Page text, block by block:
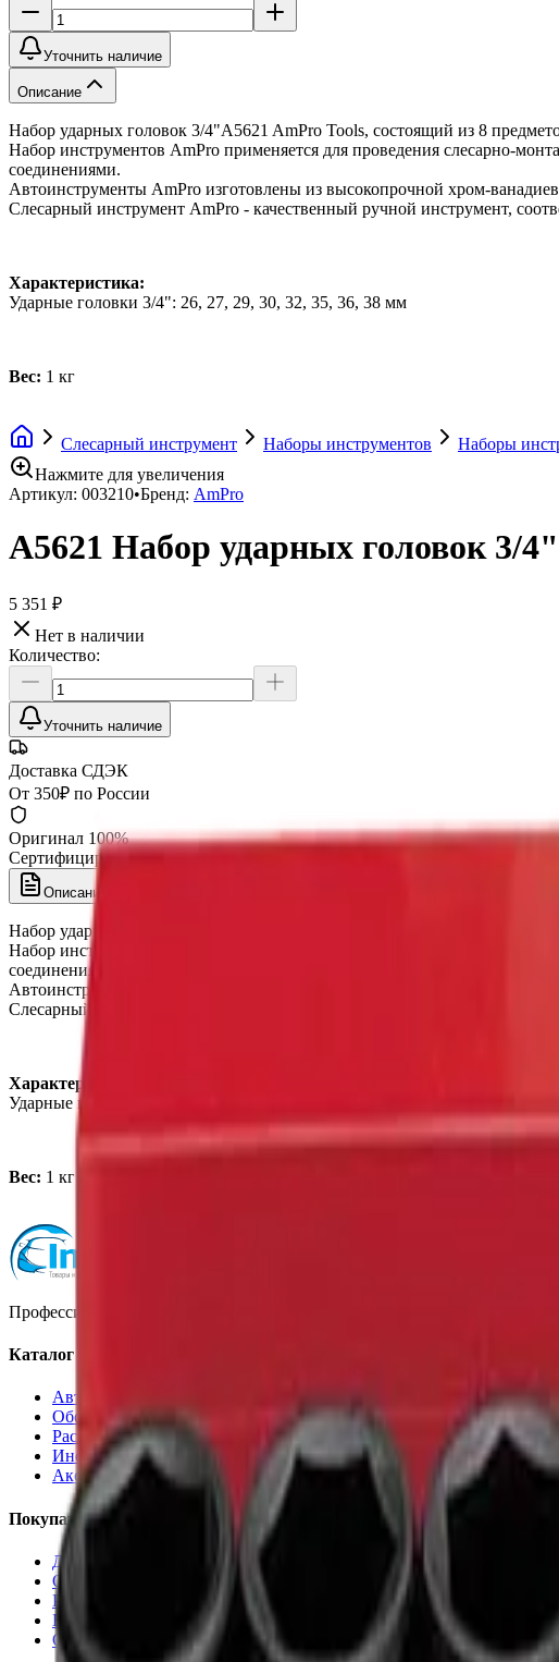
Уточнить наличие
Описание
Набор ударных головок 3/4"A5621 AmPro Tools, состоящий из 8
Набор инструментов AmPro применяется для проведения слесарно-
соединениями.
Автоинструменты AmPro изготовлены из высокопрочной хром-
Слесарный инструмент AmPro - качественный ручной инструмент,
Характеристика:
Ударные головки 3/4": 26, 27, 29, 30, 32, 35, 36, 38 мм
Вес: 1 кг
Слесарный инструмент Наборы инструментов Наборы
Нажмите для увеличения
Артикул: 003210•Бренд: AmPro
A5621 Набор ударных головок 3/
5 351 ₽
Нет в наличии
Количество:
Уточнить наличие
Доставка СДЭК
От 350₽ по России
Оригинал 100%
Сертифицированный товар
Описание
Набор ударных головок 3/4"A5621 AmPro Tools, состоящий из 8
Набор инструментов AmPro применяется для проведения слесарно-
соединениями.
Автоинструменты AmPro изготовлены из высокопрочной хром-
Слесарный инструмент AmPro - качественный ручной инструмент,
Характеристика:
Ударные головки 3/4": 26, 27, 29, 30, 32, 35, 36, 38 мм
Вес: 1 кг
Профессиональная автохимия, оборудование и расходные материалы для
Каталог
Автохимия
Оборудование
Расходные материалы
Инструменты
Аксессуары
Покупателям
Доставка и оплата
Обучение
Распродажа
Бренды
О компании